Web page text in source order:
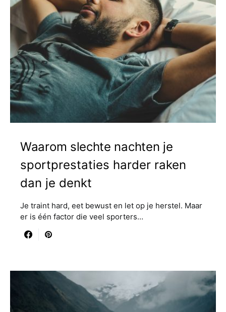
Waarom slechte nachten je
sportprestaties harder raken
dan je denkt
Je traint hard, eet bewust en let op je herstel. Maar
er is één factor die veel sporters…